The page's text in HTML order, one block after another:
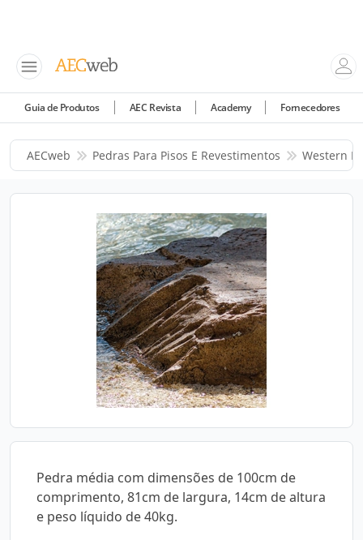
Guia de Produtos AEC Revista Academy Fornecedores
AECweb Pedras Para Pisos E Revestimentos Western
Pedra média com dimensões de 100cm de
comprimento, 81cm de largura, 14cm de altura
e peso líquido de 40kg.